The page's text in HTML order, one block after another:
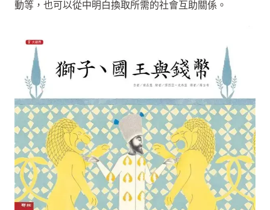
動等，也可以從中明白換取所需的社會互助關係。